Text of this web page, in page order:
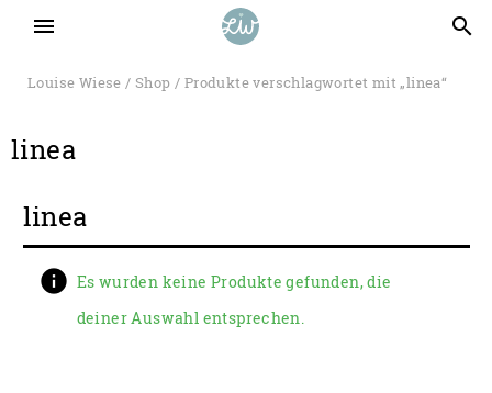
menu search
Louise Wiese / Shop / Produkte verschlagwortet mit „linea“
linea
linea
Es wurden keine Produkte gefunden, die
deiner Auswahl entsprechen.